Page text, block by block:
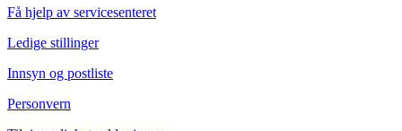
Få hjelp av servicesenteret
Ledige stillinger
Innsyn og postliste
Personvern